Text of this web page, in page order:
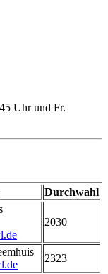
Uhr und Fr.
Durchwahl
2030
2323